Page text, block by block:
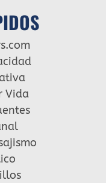
Vida